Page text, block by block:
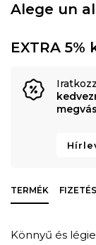
Alege un
EXTRA
TERMÉK
Könnyű és